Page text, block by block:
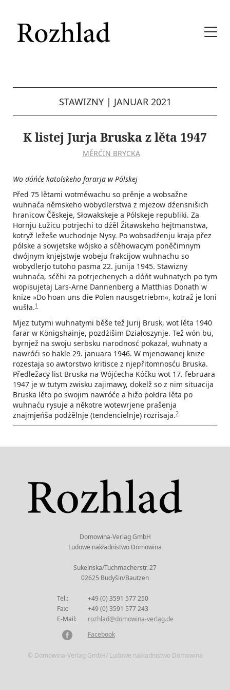
STAWIZNY| JANUAR 2021
K listej Jurja Bruska z lěta 1947
MĚRĆIN BRYCKA
Wo dóńće katolskeho fararja w Pólskej
Před 75 lětami wotměwachu so prěnje a wobsažne
wuhnaća němskeho wobydlerstwa z mjezow dźensnišich
hranicow Čěskeje, Słowakskeje a Pólskeje republiki. Za
Hornju Łužicu potrjechi to dźěl Žitawskeho hejtmanstwa,
kotryž ležeše wuchodnje Nysy. Po wobsadźenju kraja přez
pólske a sowjetske wójsko a sćěhowacym poněčimnym
dwójnym knjejstwje wobeju frakcijow wuhnachu so
wobydlerjo tutoho pasma 22. junija 1945. Stawizny
wuhnaća, sćěhi za potrjechenych a dóńt wuhnatych po tym
wopisujetaj Lars-Arne Dannenberg a Matthias Donath w
knize »Do hoan uns die Polen nausgetriebm«, kotraž je loni
wušła.1
Mjez tutymi wuhnatymi běše tež Jurij Brusk, wot lěta 1940
farar w Königshainje, pozdźišim Działoszynje. Tež wón bu,
byrnjež na swoju serbsku narodnosć pokazał, wuhnaty a
nawróći so hakle 29. januara 1946. W mjenowanej knize
rozestaja so awtorstwo kritisce z njepřitomnosću Bruska.
Předležacy list Bruska na Wójćecha Kóčku wot 17. februara
1947 je w tutym zwisku zajimawy, dokelž so z nim situacija
Bruska lěto po swojim nawróće a hižo połdra lěta po
wuhnaću rysuje a někotre wotewrjene prašenja
znajmjeńša podźělnje (tendencielnje) rozrisaja.2
Domowina-Verlag GmbH
Ludowe nakładnistwo Domowina
Sukelnska/Tuchmacherstr. 27
02625 Budyšin/Bautzen
Tel.:
+49 (0) 3591 577 250
Fax:
+49 (0) 3591 577 243
E-Mail:
rozhlad@domowina-verlag.de
Facebook
© Domowina-Verlag GmbH/ Ludowe nakładnistwo Domowina